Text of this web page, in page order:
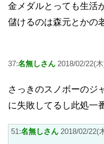
金メダルとっても生活
儲けるのは森元とかの
37:名無しさん 2018/02/22(
さっきのスノボーのジ
に失敗してるし此処一
51:名無しさん 2018/02/22(